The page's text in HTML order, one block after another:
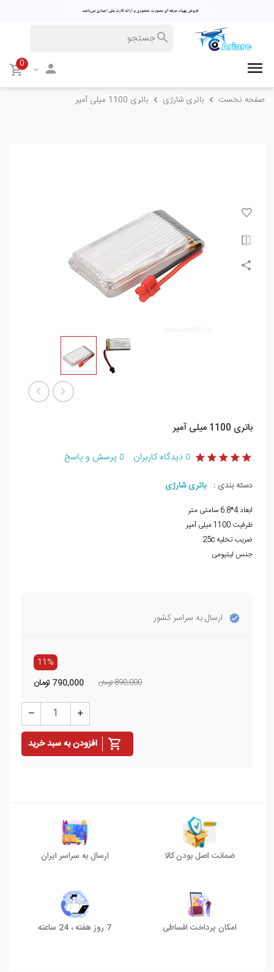
0
صفحه نخست باتری شارژی باتری 1100 میلی آمپر
باتری 1100 میلی آمپر
0 دیدگاه کاربران 0 پرسش و پاسخ
دسته بندی : باتری شارژی
ابعاد 4*6.8 سامتی متر
ظرفیت 1100 میلی آمپر
ضریب تخلیه 25c
جنس لیتیومی
ارسال به سراسر کشور
11%
890,000 تومان 790,000تومان
افزودن به سبد خرید
ضمانت اصل بودن کالا ارسال به سراسر ایران
امکان پرداخت اقساطی 7 روز هفته ، 24 ساعته